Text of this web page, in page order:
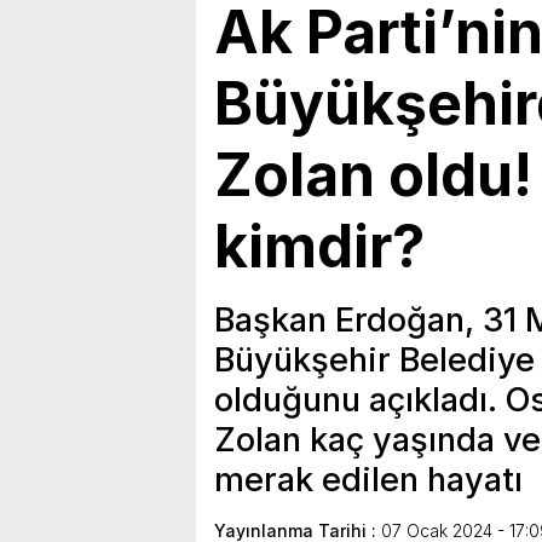
Ak
Zolan
kimdir?
Başkan Erdoğan,
Büyükşehir Belediye
olduğunu açıkladı.
Zolan kaç yaşında
merak edilen hayatı
Yayınlanma Tarihi : 07 Ocak 2024 -